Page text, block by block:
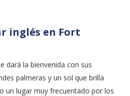
inglés en Fort
dará la bienvenida con sus
palmeras y un sol que brilla
un lugar muy frecuentado por los